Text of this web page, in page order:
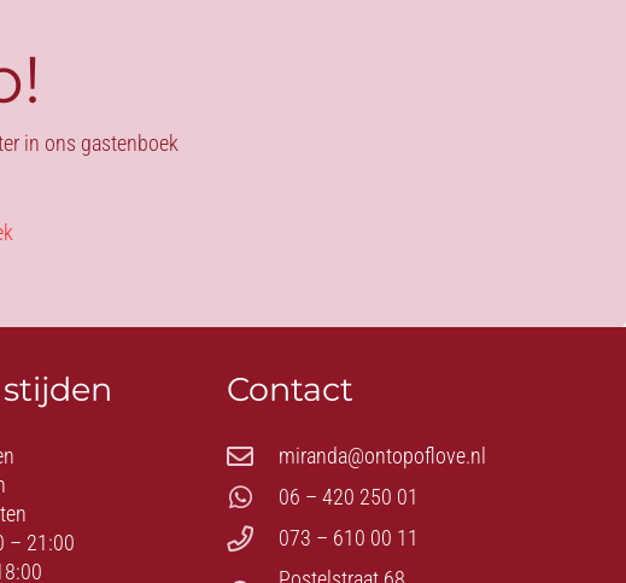
in ons gastenboek
– 21:00
Contact
miranda@ontopoflove.nl
06 – 420 250 01
073 – 610 00 11